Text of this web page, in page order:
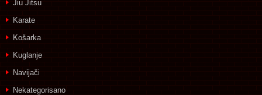
Jiu Jitsu
Karate
Košarka
Kuglanje
Navijači
Nekategorisano